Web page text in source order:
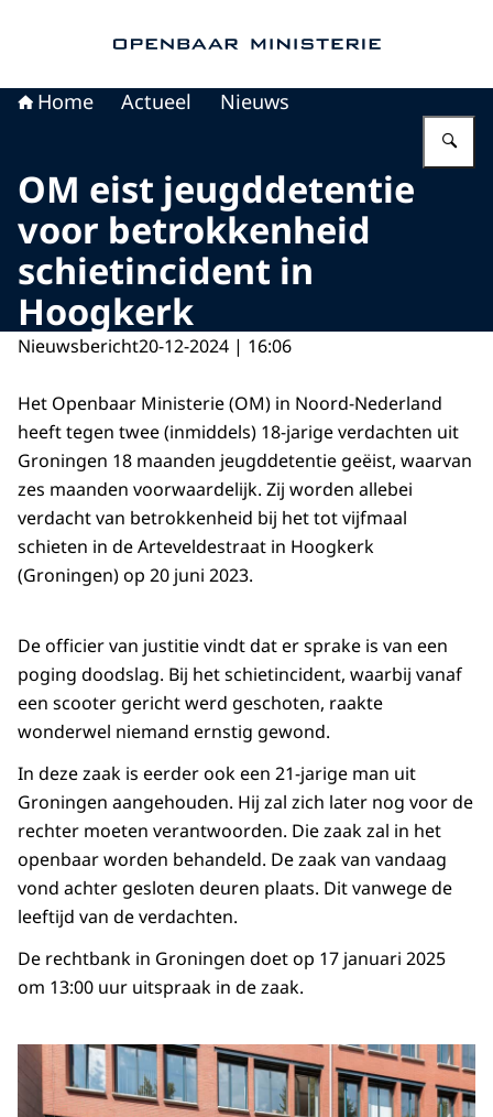
Home Actueel Nieuws
OM eist jeugddetentie
voor betrokkenheid
schietincident in
Hoogkerk
Nieuwsbericht20-12-2024 | 16:06
Het Openbaar Ministerie (OM) in Noord-Nederland
heeft tegen twee (inmiddels) 18-jarige verdachten uit
Groningen 18 maanden jeugddetentie geëist, waarvan
zes maanden voorwaardelijk. Zij worden allebei
verdacht van betrokkenheid bij het tot vijfmaal
schieten in de Arteveldestraat in Hoogkerk
(Groningen) op 20 juni 2023.
De officier van justitie vindt dat er sprake is van een
poging doodslag. Bij het schietincident, waarbij vanaf
een scooter gericht werd geschoten, raakte
wonderwel niemand ernstig gewond.
In deze zaak is eerder ook een 21-jarige man uit
Groningen aangehouden. Hij zal zich later nog voor de
rechter moeten verantwoorden. Die zaak zal in het
openbaar worden behandeld. De zaak van vandaag
vond achter gesloten deuren plaats. Dit vanwege de
leeftijd van de verdachten.
De rechtbank in Groningen doet op 17 januari 2025
om 13:00 uur uitspraak in de zaak.